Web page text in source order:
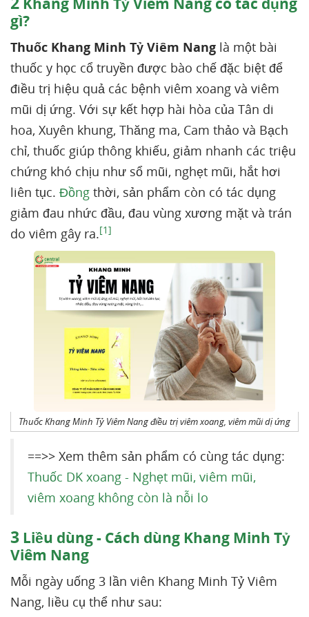
gì?
Thuốc Khang Minh Tỷ Viêm Nang là một bài
thuốc y học cổ truyền được bào chế đặc biệt để
điều trị hiệu quả các bệnh viêm xoang và viêm
mũi dị ứng. Với sự kết hợp hài hòa của Tân di
hoa, Xuyên khung, Thăng ma, Cam thảo và Bạch
chỉ, thuốc giúp thông khiếu, giảm nhanh các triệu
chứng khó chịu như sổ mũi, nghẹt mũi, hắt hơi
liên tục. Đồng thời, sản phẩm còn có tác dụng
giảm đau nhức đầu, đau vùng xương mặt và trán
do viêm gây ra.[1]
Thuốc Khang Minh Tỷ Viêm Nang điều trị viêm xoang, viêm mũi dị ứng
==>> Xem thêm sản phẩm có cùng tác dụng:
Thuốc DK xoang - Nghẹt mũi, viêm mũi,
viêm xoang không còn là nỗi lo
3 Liều dùng - Cách dùng Khang Minh Tỷ
Viêm Nang
Mỗi ngày uống 3 lần viên Khang Minh Tỷ Viêm
Nang, liều cụ thể như sau: